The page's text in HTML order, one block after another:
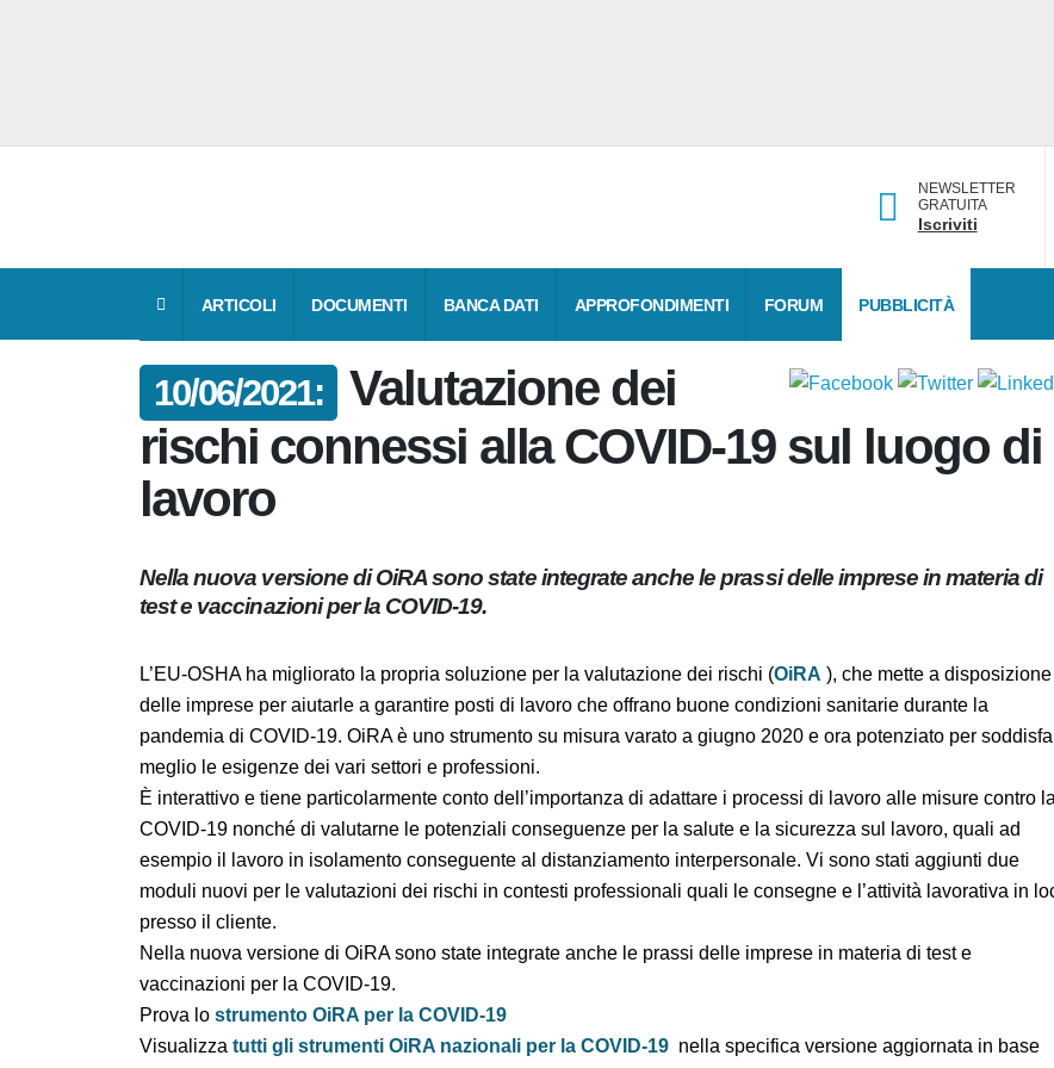
NEWSLETTER
GRATUITA
Iscriviti
ARTICOLI DOCUMENTI BANCA DATI APPROFONDIMENTI FORUM PUBBLICITÀ
10/06/2021:
Valutazione dei
rischi connessi alla COVID-19 sul luogo di
lavoro
Nella nuova versione di OiRA sono state integrate anche le prassi delle imprese in
materia di test e vaccinazioni per la COVID-19.
L’EU-OSHA ha migliorato la propria soluzione per la valutazione dei rischi (OiRA), che mette a
disposizione delle imprese per aiutarle a garantire posti di lavoro che offrano buone condizioni
sanitarie durante la pandemia di COVID-19. OiRA è uno strumento su misura varato a giugno 2020 e
ora potenziato per soddisfare meglio le esigenze dei vari settori e professioni.
È interattivo e tiene particolarmente conto dell’importanza di adattare i processi di lavoro alle misure
contro la COVID-19 nonché di valutarne le potenziali conseguenze per la salute e la sicurezza sul lavoro,
quali ad esempio il lavoro in isolamento conseguente al distanziamento interpersonale. Vi sono stati
aggiunti due moduli nuovi per le valutazioni dei rischi in contesti professionali quali le consegne e
l’attività lavorativa in loco presso il cliente.
Nella nuova versione di OiRA sono state integrate anche le prassi delle imprese in materia di test e
vaccinazioni per la COVID-19.
Prova lostrumento OiRA per la COVID-19
Visualizza tutti gli strumenti OiRA nazionali per la COVID-19nella specifica versione aggiornata in